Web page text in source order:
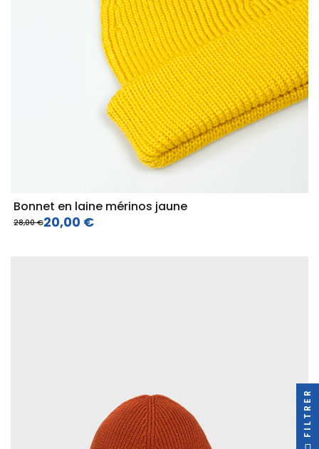
Bonnet en laine mérinos jaune
28,00 €20,00 €
FILTRER